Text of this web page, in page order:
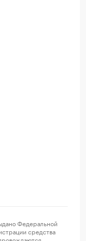
Федеральной
средства